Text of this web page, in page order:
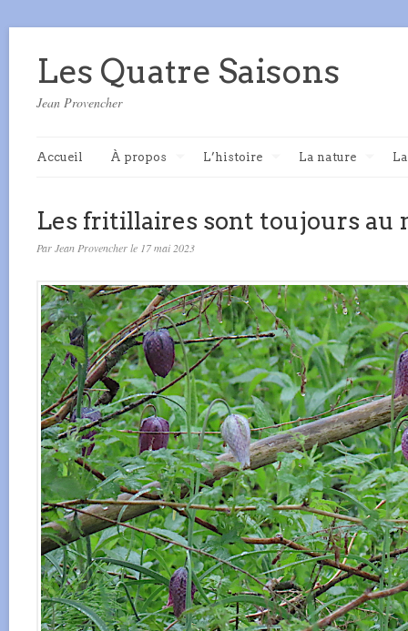
Les Quatre Saisons
Jean Provencher
Accueil À propos L’histoire La nature
Les fritillaires sont toujours au
Par Jean Provencher le 17 mai 2023